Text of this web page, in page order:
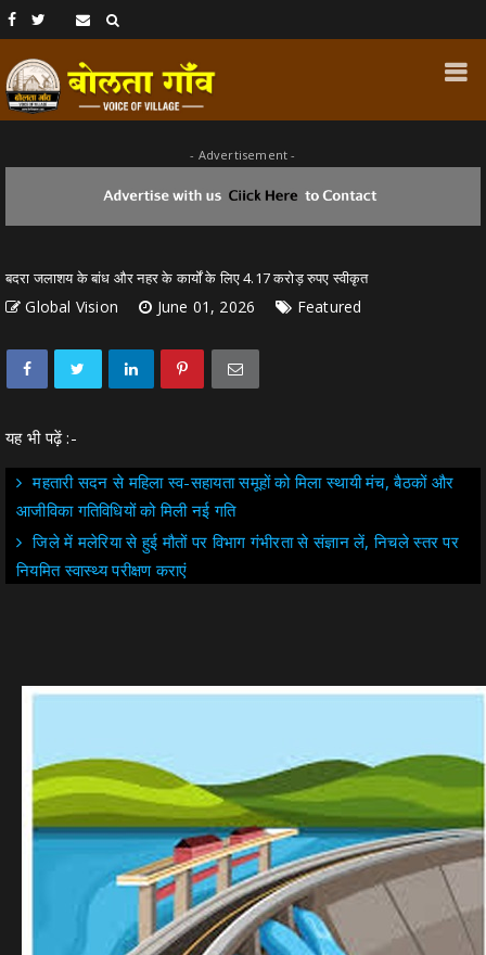
- Advertisement -
बदरा जलाशय के बांध और नहर के कार्यों के लिए 4.17 करोड़ रुपए स्वीकृत
Global Vision June 01, 2026 Featured
यह भी पढ़ें :-
महतारी सदन से महिला स्व-सहायता समूहों को मिला स्थायी मंच, बैठकों और
आजीविका गतिविधियों को मिली नई गति
जिले में मलेरिया से हुई मौतों पर विभाग गंभीरता से संज्ञान लें, निचले स्तर पर
नियमित स्वास्थ्य परीक्षण कराएं